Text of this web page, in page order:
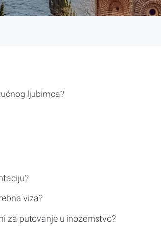
ljubimca?
viza?
za putovanje u inozemstvo?